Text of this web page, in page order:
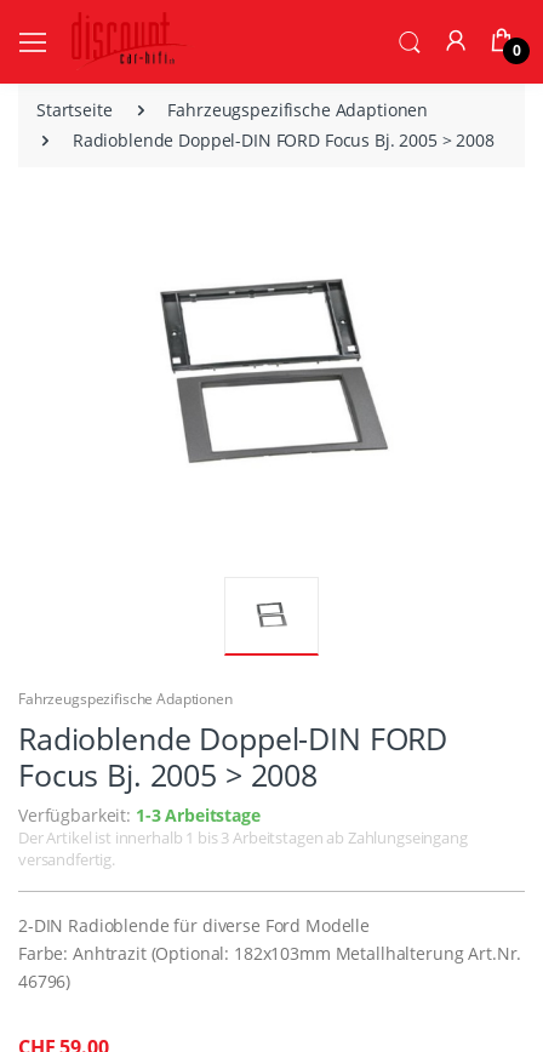
0
Startseite
Fahrzeugspezifische Adaptionen
Radioblende Doppel-DIN FORD Focus Bj. 2005 > 2008
Fahrzeugspezifische Adaptionen
Radioblende Doppel-DIN FORD
Focus Bj. 2005 > 2008
Verfügbarkeit: 1-3 Arbeitstage
Der Artikel ist innerhalb 1 bis 3 Arbeitstagen ab Zahlungseingang
versandfertig.
2-DIN Radioblende für diverse Ford Modelle
Farbe: Anhtrazit (Optional: 182x103mm Metallhalterung Art.Nr.
46796)